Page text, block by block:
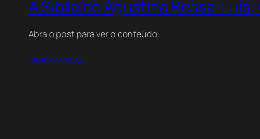
A Sibila de Agustina Bessa-
Abra o post para ver o conteúdo.
1 de março de 2026